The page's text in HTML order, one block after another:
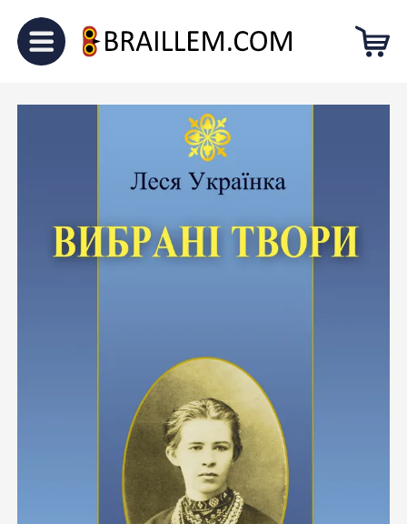
Головна Для підлітків
“Вибрані
твори”